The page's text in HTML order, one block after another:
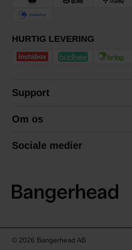
HURTIG LEVERING
Support
Betingelser
Om os
Sociale medier
LinkedIn
© 2026 Bangerhead AB